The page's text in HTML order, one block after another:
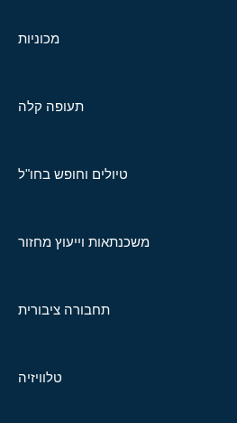
מכוניות
תעופה קלה
טיולים וחופש בחו"ל
משכנתאות וייעוץ מחזור
תחבורה ציבורית
טלוויזיה